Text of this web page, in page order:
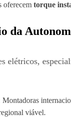
oferecem torque
da
elétricos,
Montadoras
viável.